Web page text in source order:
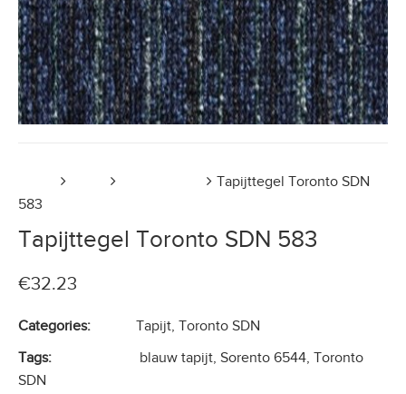
Tapijttegel Toronto SDN
583
Tapijttegel Toronto SDN 583
€32.23
Categories: Tapijt, Toronto SDN
Tags:
blauw tapijt, Sorento 6544, Toronto
SDN